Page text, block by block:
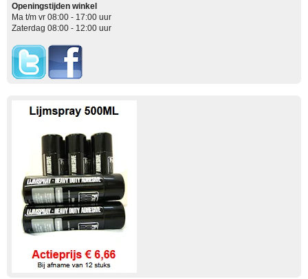
Openingstijden winkel
Ma t/m vr 08:00 - 17:00 uur
Zaterdag 08:00 - 12:00 uur